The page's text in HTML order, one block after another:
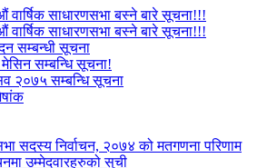
साधारणसभा बस्ने बारे सूचना!!!
साधारणसभा बस्ने बारे सूचना!!!
सम्बन्धी सूचना
सम्बन्धि सूचना!
२०७५ सम्बन्धि सूचना
सदस्य निर्वाचन, २०७४ को मतगणना परिणाम
उम्मेदवारहरुको सुची